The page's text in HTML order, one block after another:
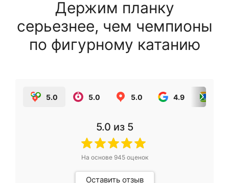
Держим планку
серьезнее, чем чемпионы
по фигурному катанию
5.0 5.0 5.0 4.9
5.0 из 5
На основе 945оценок
Оставить отзыв